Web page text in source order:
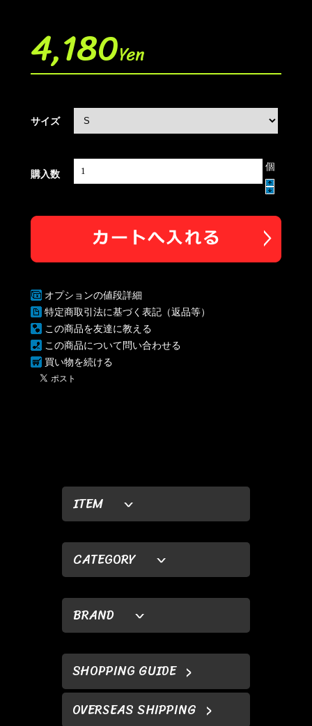
ITEM
CATEGORY
BRAND
SHOPPING GUIDE
OVERSEAS SHIPPING
4,180Yen
サイズ
購入数
個
オプションの値段詳細
特定商取引法に基づく表記（返品等）
この商品を友達に教える
この商品について問い合わせる
買い物を続ける